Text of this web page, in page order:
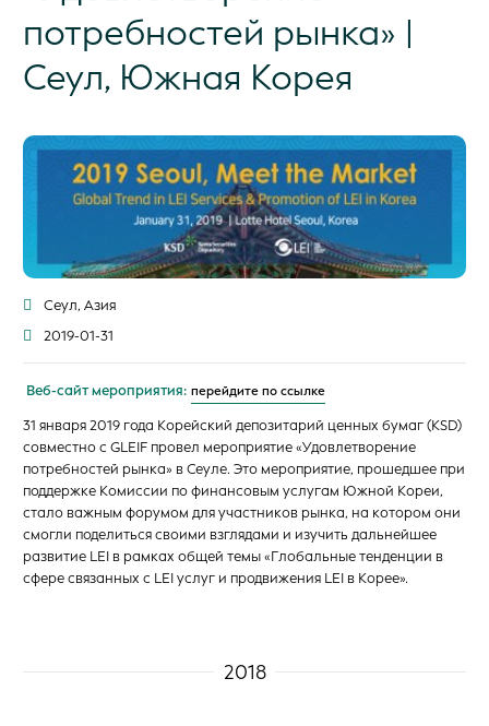
потребностей рынка» |
Сеул, Южная Корея
Сеул, Азия
2019-01-31
Веб-сайт мероприятия: перейдите по ссылке
31 января 2019 года Корейский депозитарий ценных бумаг (KSD)
совместно с GLEIF провел мероприятие «Удовлетворение
потребностей рынка» в Сеуле. Это мероприятие, прошедшее при
поддержке Комиссии по финансовым услугам Южной Кореи,
стало важным форумом для участников рынка, на котором они
смогли поделиться своими взглядами и изучить дальнейшее
развитие LEI в рамках общей темы «Глобальные тенденции в
сфере связанных с LEI услуг и продвижения LEI в Корее».
2018